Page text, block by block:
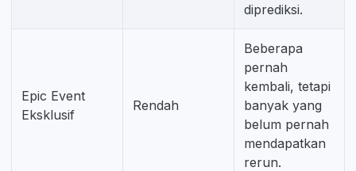
diprediksi.
Epic Event
Eksklusif
Rendah
Beberapa
pernah
kembali, tetapi
banyak yang
belum pernah
mendapatkan
rerun.